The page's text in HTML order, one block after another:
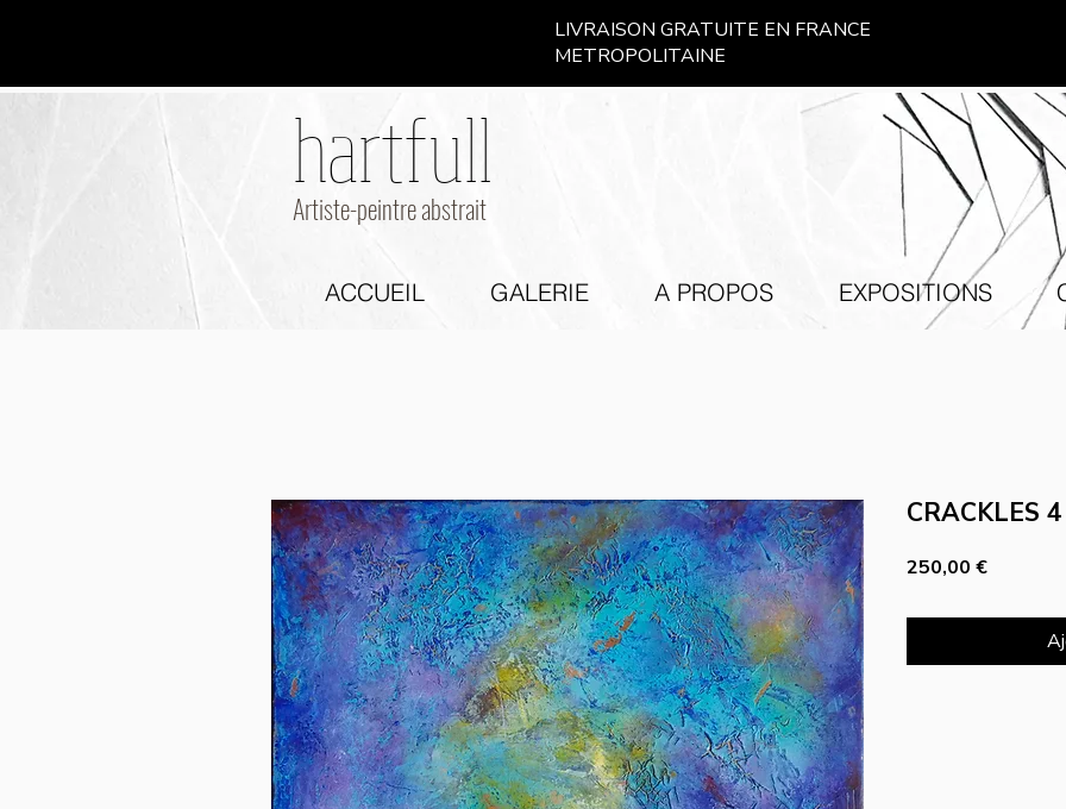
LIVRAISON GRATUITE EN FRANCE
METROPOLITAINE
Artiste-peintre abstrait
hartfull
hartfull
ACCUEIL GALERIE A PROPOS EXPOSITIONS
CRACKLES 4
250,00 €Prix